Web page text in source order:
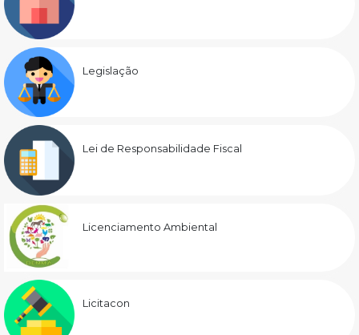
Legislação
Lei de Responsabilidade Fiscal
Licenciamento Ambiental
Licitacon